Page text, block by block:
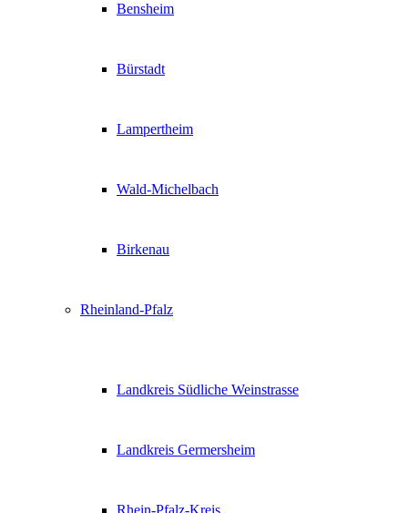
Bensheim
Bürstadt
Lampertheim
Wald-Michelbach
Birkenau
Rheinland-Pfalz
Landkreis Südliche Weinstrasse
Landkreis Germersheim